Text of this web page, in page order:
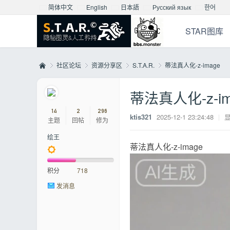
简体中文 English 日本語 Русский язык 한어
STAR图库
社区论坛 资源分享区 S.T.A.R. 蒂法真人化-z-image
14
主题
2
回帖
296
修为
绘王
积分
718
发消息
蒂法真人化-z-
ktis321 2025-12-1 23:24:48 |
蒂法真人化-z-image